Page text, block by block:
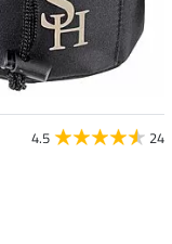
4.5 24